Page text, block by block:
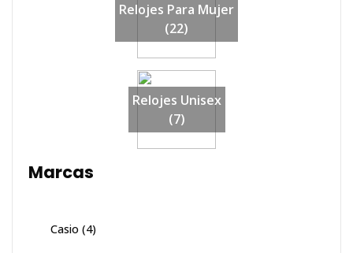
Relojes Para Mujer
(22)
Relojes Unisex
(7)
Marcas
Casio (4)